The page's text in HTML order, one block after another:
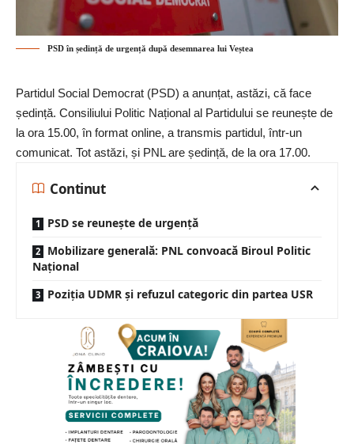
PSD în ședință de urgență după desemnarea lui Veștea
Partidul Social Democrat (PSD) a anunțat, astăzi, că face
ședință. Consiliului Politic Național al Partidului se reunește de
la ora 15.00, în format online, a transmis partidul, într-un
comunicat. Tot astăzi, și PNL are ședință, de la ora 17.00.
Continut
PSD se reunește de urgență
Mobilizare generală: PNL convoacă Biroul Politic
Național
Poziția UDMR și refuzul categoric din partea USR